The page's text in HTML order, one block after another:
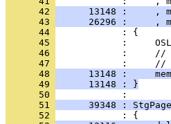
      42
13148 :     ,
      43
26296 :     ,
      44
      45
      46
      47
      48
13148 :
      49
      13148 : }
      50
      51
39348 :
      52